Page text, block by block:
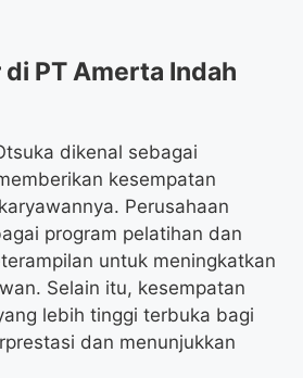
PT Amerta Indah
dikenal sebagai
kesempatan
Perusahaan
program pelatihan dan
untuk meningkatkan
Selain itu, kesempatan
lebih tinggi terbuka bagi
dan menunjukkan